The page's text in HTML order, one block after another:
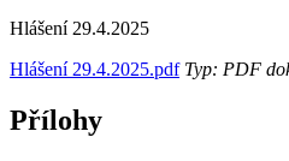
Hlášení 29.4.2025
Hlášení 29.4.2025.pdfTyp: PDF
Přílohy